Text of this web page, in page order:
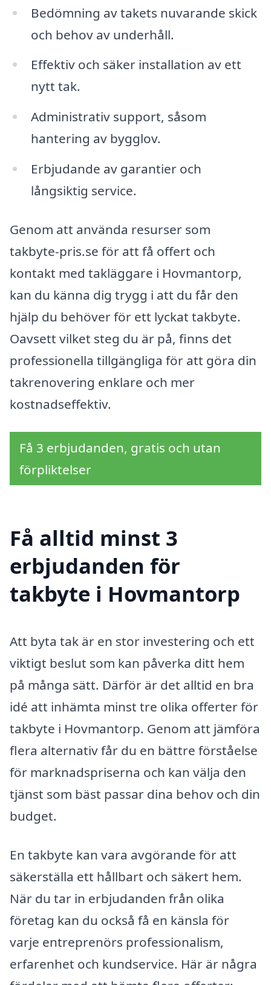
Bedömning av takets nuvarande skick
och behov av underhåll.
Effektiv och säker installation av ett
nytt tak.
Administrativ support, såsom
hantering av bygglov.
Erbjudande av garantier och
långsiktig service.
Genom att använda resurser som
takbyte-pris.se för att få offert och
kontakt med takläggare i Hovmantorp,
kan du känna dig trygg i att du får den
hjälp du behöver för ett lyckat takbyte.
Oavsett vilket steg du är på, finns det
professionella tillgängliga för att göra din
takrenovering enklare och mer
kostnadseffektiv.
Få 3 erbjudanden, gratis och utan
förpliktelser
Få alltid minst 3
erbjudanden för
takbyte i Hovmantorp
Att byta tak är en stor investering och ett
viktigt beslut som kan påverka ditt hem
på många sätt. Därför är det alltid en bra
idé att inhämta minst tre olika offerter för
takbyte i Hovmantorp. Genom att jämföra
flera alternativ får du en bättre förståelse
för marknadspriserna och kan välja den
tjänst som bäst passar dina behov och din
budget.
En takbyte kan vara avgörande för att
säkerställa ett hållbart och säkert hem.
När du tar in erbjudanden från olika
företag kan du också få en känsla för
varje entreprenörs professionalism,
erfarenhet och kundservice. Här är några